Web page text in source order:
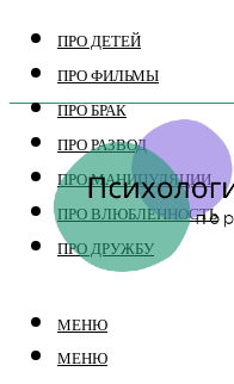
ПРО ДЕТЕЙ
ПРО ФИЛЬМЫ
ПРО БРАК
ПРО РАЗВОД
ПРО МАНИПУЛЯЦИИ
ПРО ВЛЮБЛЕННОСТЬ
ПРО ДРУЖБУ
МЕНЮ
МЕНЮ